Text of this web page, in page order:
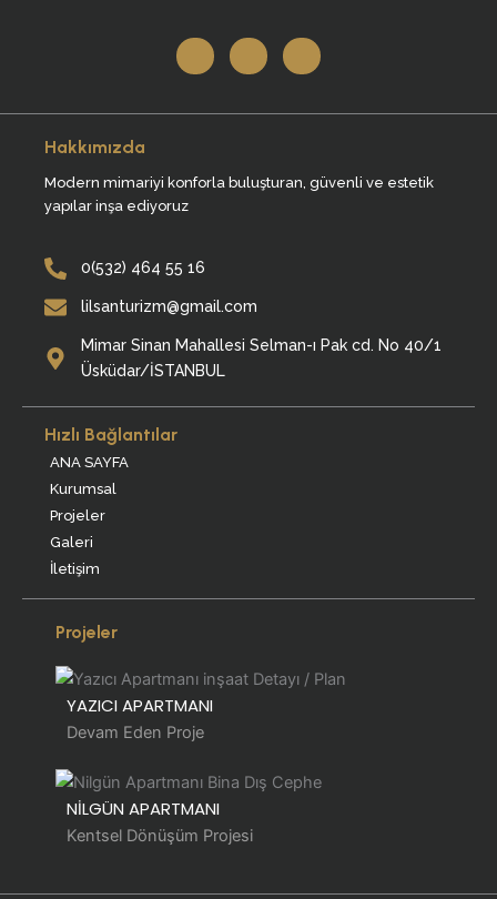
I
o
i
a
g
1
I
o
l
e
d
I
o
w
a
Hakkımızda
Modern mimariyi konforla buluşturan, güvenli ve estetik
yapılar inşa ediyoruz
0(532) 464 55 16
lilsanturizm@gmail.com
Mimar Sinan Mahallesi Selman-ı Pak cd. No 40/1
Üsküdar/İSTANBUL
Hızlı Bağlantılar
ANA SAYFA
Kurumsal
Projeler
Galeri
İletişim
Projeler
YAZICI APARTMANI
Devam Eden Proje
NİLGÜN APARTMANI
Kentsel Dönüşüm Projesi